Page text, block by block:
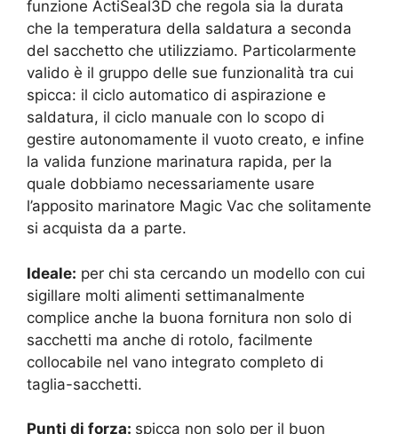
funzione ActiSeal3D che regola sia la durata
che la temperatura della saldatura a seconda
del sacchetto che utilizziamo. Particolarmente
valido è il gruppo delle sue funzionalità tra cui
spicca: il ciclo automatico di aspirazione e
saldatura, il ciclo manuale con lo scopo di
gestire autonomamente il vuoto creato, e infine
la valida funzione marinatura rapida, per la
quale dobbiamo necessariamente usare
l’apposito marinatore Magic Vac che solitamente
si acquista da a parte.
Ideale: per chi sta cercando un modello con cui
sigillare molti alimenti settimanalmente
complice anche la buona fornitura non solo di
sacchetti ma anche di rotolo, facilmente
collocabile nel vano integrato completo di
taglia-sacchetti.
Punti di forza: spicca non solo per il buon